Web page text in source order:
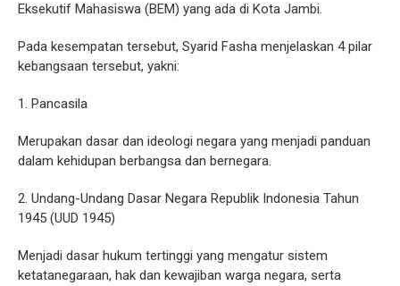
Eksekutif Mahasiswa (BEM) yang ada di Kota Jambi.
Pada kesempatan tersebut, Syarid Fasha menjelaskan 4 pilar
kebangsaan tersebut, yakni:
1. Pancasila
Merupakan dasar dan ideologi negara yang menjadi panduan
dalam kehidupan berbangsa dan bernegara.
2. Undang-Undang Dasar Negara Republik Indonesia Tahun
1945 (UUD 1945)
Menjadi dasar hukum tertinggi yang mengatur sistem
ketatanegaraan, hak dan kewajiban warga negara, serta